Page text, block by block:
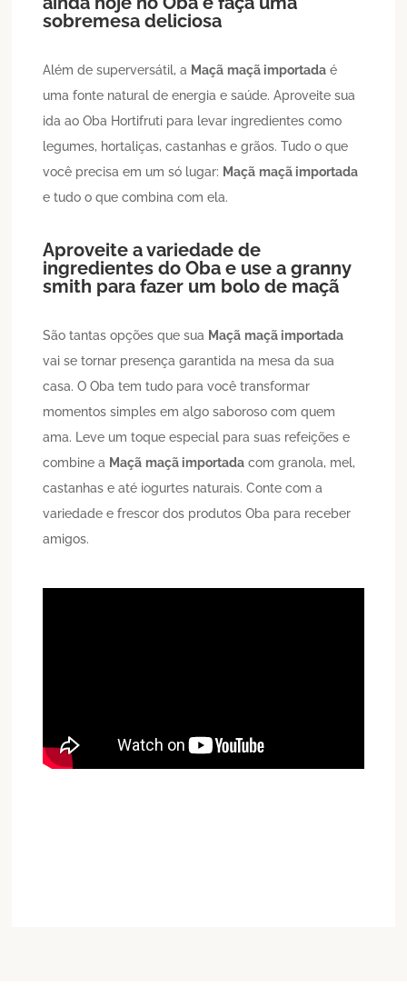
sobremesa deliciosa
Além de superversátil, a Maçã maçã importada é
uma fonte natural de energia e saúde. Aproveite sua
ida ao Oba Hortifruti para levar ingredientes como
legumes, hortaliças, castanhas e grãos. Tudo o que
você precisa em um só lugar: Maçã maçã importada
e tudo o que combina com ela.
Aproveite a variedade de
ingredientes do Oba e use a granny
smith para fazer um bolo de maçã
São tantas opções que sua Maçã maçã importada
vai se tornar presença garantida na mesa da sua
casa. O Oba tem tudo para você transformar
momentos simples em algo saboroso com quem
ama. Leve um toque especial para suas refeições e
combine a Maçã maçã importada com granola, mel,
castanhas e até iogurtes naturais. Conte com a
variedade e frescor dos produtos Oba para receber
amigos.